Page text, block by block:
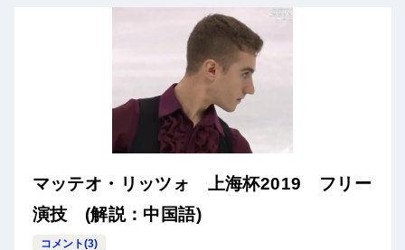
マッテオ・リッツォ 上海杯2019 フリー
演技 (解説：中国語)
コメント(3)